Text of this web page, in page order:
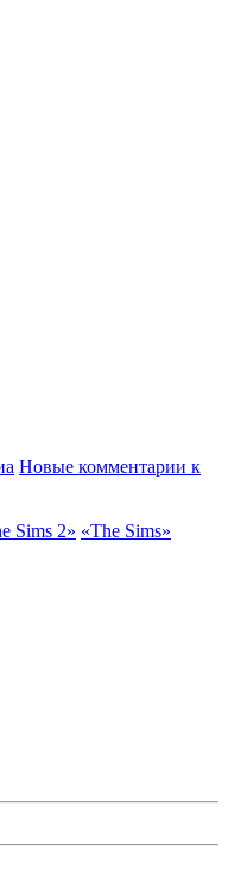
Новые комментарии к
Sims 2» «The Sims»